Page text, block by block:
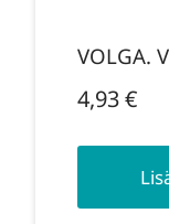
VOLGA.
4,93€